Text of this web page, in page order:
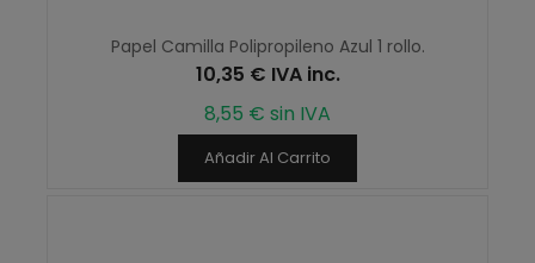
Papel Camilla Polipropileno Azul 1 rollo.
10,35 € IVA inc.
8,55 € sin IVA
Añadir Al Carrito